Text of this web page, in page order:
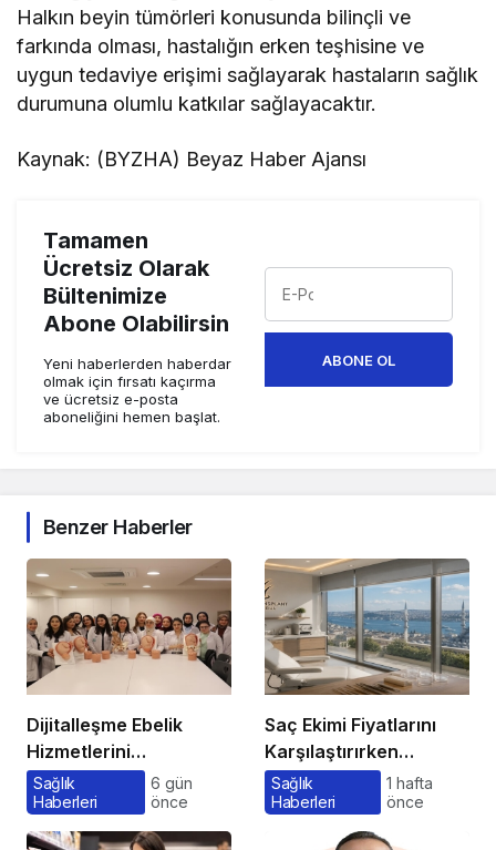
Halkın beyin tümörleri konusunda bilinçli ve
farkında olması, hastalığın erken teşhisine ve
uygun tedaviye erişimi sağlayarak hastaların sağlık
durumuna olumlu katkılar sağlayacaktır.
Kaynak: (BYZHA) Beyaz Haber Ajansı
Tamamen
Ücretsiz Olarak
Bültenimize
Abone Olabilirsin
Yeni haberlerden haberdar
olmak için fırsatı kaçırma
ve ücretsiz e-posta
aboneliğini hemen başlat.
ABONE OL
Benzer Haberler
Dijitalleşme Ebelik
Hizmetlerini
Dönüştürüyor
Sağlık
Haberleri
6 gün
önce
Saç Ekimi Fiyatlarını
Karşılaştırırken
Gözden Kaçan
Maliyetler
Sağlık
Haberleri
1 hafta
önce